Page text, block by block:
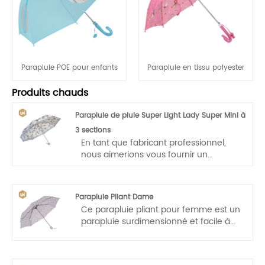
Parapluie POE pour enfants Parapluie en tissu polyester
Produits chauds
Parapluie de pluie Super Light Lady Super Mini à
3 sections
En tant que fabricant professionnel,
nous aimerions vous fournir un
Parapluie Pliant Dame
Ce parapluie pliant pour femme est un
parapluie surdimensionné et facile à